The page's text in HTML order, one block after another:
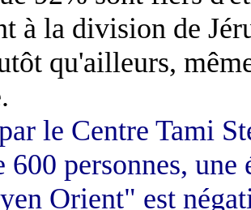
à la division de
qu'ailleurs,
le Centre Tami
600 personnes,
Orient" est